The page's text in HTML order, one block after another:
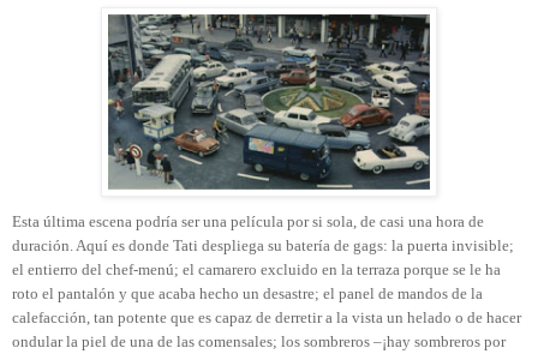
Esta última escena podría ser una película por si sola, de casi una hora de
duración. Aquí es donde Tati despliega su batería de gags: la puerta invisible;
el entierro del chef-menú; el camarero excluido en la terraza porque se le ha
roto el pantalón y que acaba hecho un desastre; el panel de mandos de la
calefacción, tan potente que es capaz de derretir a la vista un helado o de hacer
ondular la piel de una de las comensales; los sombreros –¡hay sombreros por